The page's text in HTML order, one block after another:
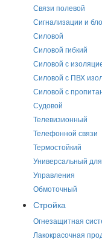
Связи полевой
Сигнализации и
Силовой
Силовой гибкий
Силовой с
Силовой с ПВХ
Силовой с
Судовой
Телевизионный
Телефонной связи
Термостойкий
Универсальный
Управления
Обмоточный
Стройка
Огнезащитная
Лакокрасочная